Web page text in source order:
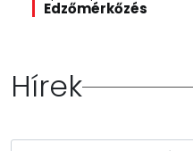
Edzőmérkőzés
Hírek